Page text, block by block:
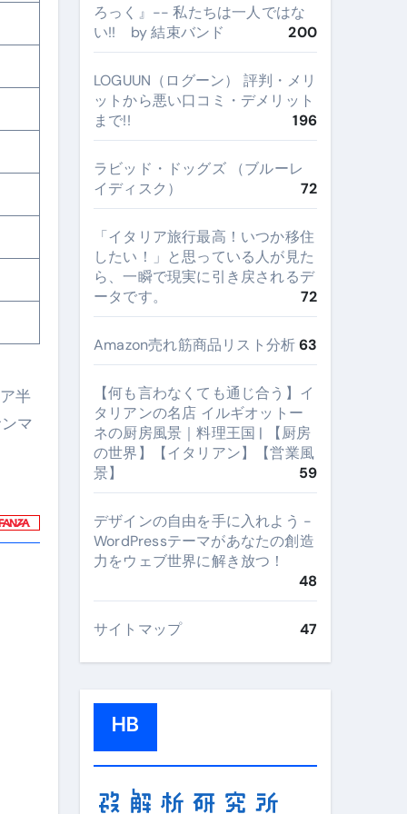
半
マ
ろっく』-- 私たちは一人ではな
い!! by 結束バンド
200
LOGUUN（ログーン） 評判・メリ
ットから悪い口コミ・デメリット
まで!!
196
ラビッド・ドッグズ （ブルーレ
イディスク）
72
​「イタリア旅行最高！いつか移住
したい！」と思っている人が見た
ら、一瞬で現実に引き戻されるデ
ータです。
72
Amazon売れ筋商品リスト分析63
【何も言わなくても通じ合う】イ
タリアンの名店 イルギオットー
ネの厨房風景｜料理王国 | 【厨房
の世界】【イタリアン】【営業風
景】
59
デザインの自由を手に入れよう -
WordPressテーマがあなたの創造
力をウェブ世界に解き放つ！
48
サイトマップ 47
HB